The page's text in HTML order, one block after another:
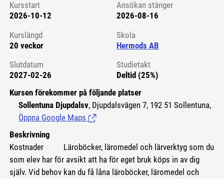
Kursstart 6178115
Kursstart
2026-10-12
Ansökan stänger
2026-08-16
Kurslängd
20 veckor
Skola
Hermods AB
Slutdatum
2027-02-26
Studietakt
Deltid (25%)
Kursen förekommer på följande platser
Sollentuna Djupdalsv, Djupdalsvägen 7, 192 51 Sollentuna,
Öppna Google Maps (Länk till extern sida.)
Beskrivning
Kostnader
Läroböcker, läromedel och lärverktyg som du
som elev har för avsikt att ha för eget bruk köps in av dig
själv. Vid behov kan du få låna läroböcker, läromedel och